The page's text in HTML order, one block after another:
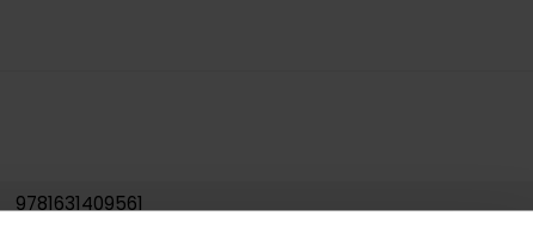
9781631409561